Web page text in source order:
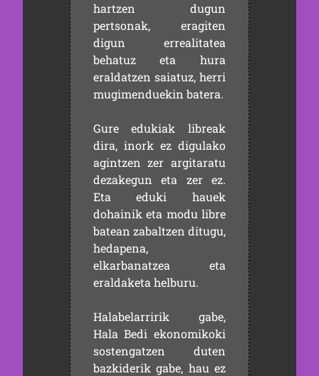
hartzen dugun
pertsonak, eragiten
digun errealitatea
behatuz eta hura
eraldatzen saiatuz, herri
mugimenduekin batera.
Gure edukiak libreak
dira, inork ez digulako
agintzen zer argitaratu
dezakegun eta zer ez.
Eta eduki hauek
dohainik eta modu libre
batean zabaltzen ditugu,
hedapena,
elkarbanatzea eta
eraldaketa helburu.
Halabelarririk gabe,
Hala Bedi ekonomikoki
sostengatzen duten
bazkiderik gabe, hau ez